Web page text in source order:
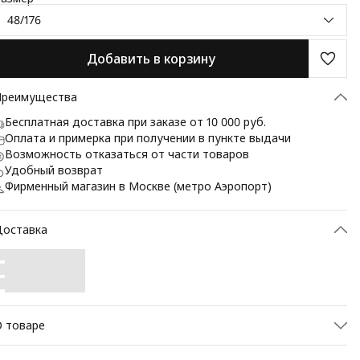
48/176
Добавить в корзину
Бесплатная доставка при заказе от 10 000 руб.
Оплата и примерка при получении в пункте выдачи
Возможность отказаться от части товаров
Удобный возврат
Фирменный магазин в Москве (метро Аэропорт)
товаре